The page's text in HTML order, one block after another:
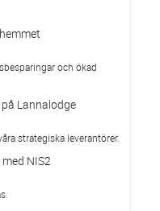
och ökad
Lannalodge
strategiska leverantörer.
NIS2